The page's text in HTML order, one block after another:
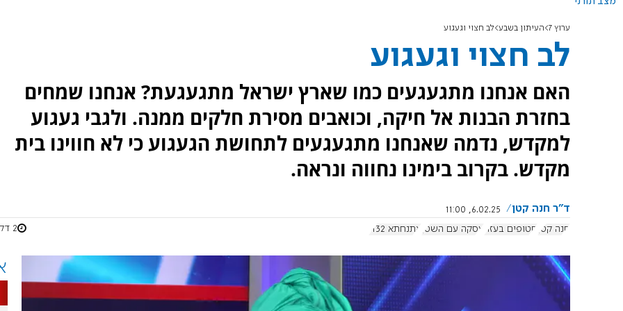
ערוץ 7 העיתון בשבע לב חצוי וגעגוע
לב חצוי וגעגוע
האם אנחנו מתגעגעים כמו שארץ ישראל מתגעגעת? אנחנו שמחים
בחזרת הבנות אל חיקה, וכואבים מסירת חלקים ממנה. ולגבי געגוע
למקדש, נדמה שאנחנו מתגעגעים לתחושת הגעגוע כי לא חווינו בית
מקדש. בקרוב בימינו נחווה ונראה.
ד"ר חנה קטן
6.02.25, 11:00
חנה קטן חטופים בעזה עסקה עם השטן אתנחתא 1132 2 דקות